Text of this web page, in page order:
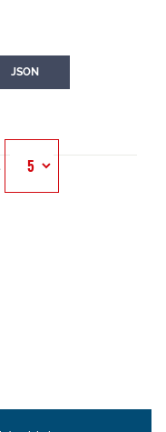
JSON